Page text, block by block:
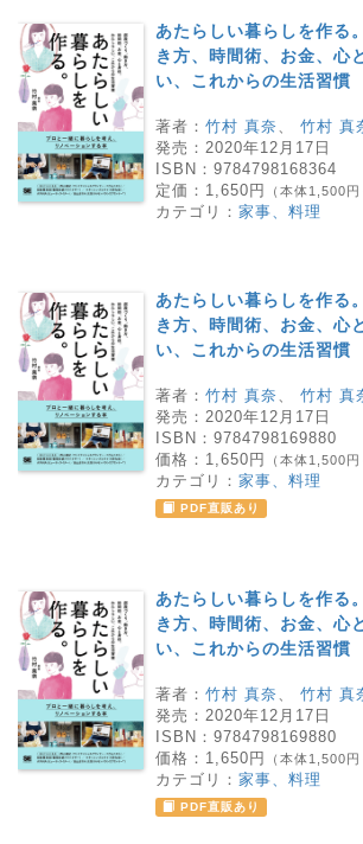
あたらしい暮らしを作る
き方、時間術、お金、心
い、これからの生活習慣
著者： 竹村 真奈
竹村 真
発売： 2020年12月17日
ISBN： 9784798168364
定価： 1,650円 （本体1,500円
カテゴリ： 家事、料理
あたらしい暮らしを作る
き方、時間術、お金、心
い、これからの生活習慣
著者： 竹村 真奈
竹村 真
発売： 2020年12月17日
ISBN： 9784798169880
価格： 1,650円 （本体1,500円
カテゴリ： 家事、料理
PDF直販あり
あたらしい暮らしを作る
き方、時間術、お金、心
い、これからの生活習慣
著者： 竹村 真奈
竹村 真
発売： 2020年12月17日
ISBN： 9784798169880
価格： 1,650円 （本体1,500円
カテゴリ： 家事、料理
PDF直販あり